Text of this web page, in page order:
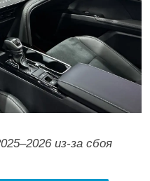
из-за сбоя